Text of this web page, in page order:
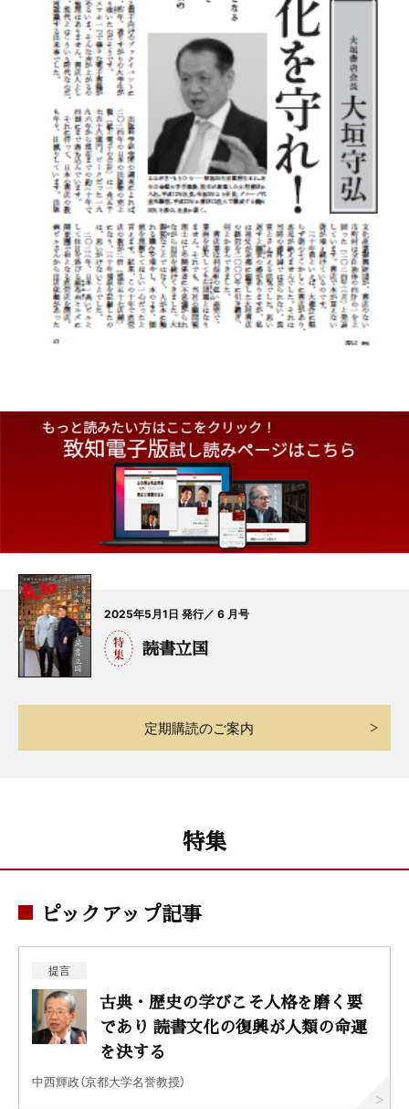
2025年5月1日 発行／ 6 月号
読書立国
定期購読のご案内
特集
ピックアップ記事
提言
古典・歴史の学びこそ人格を磨く要
であり 読書文化の復興が人類の命運
を決する
中西輝政（京都大学名誉教授）